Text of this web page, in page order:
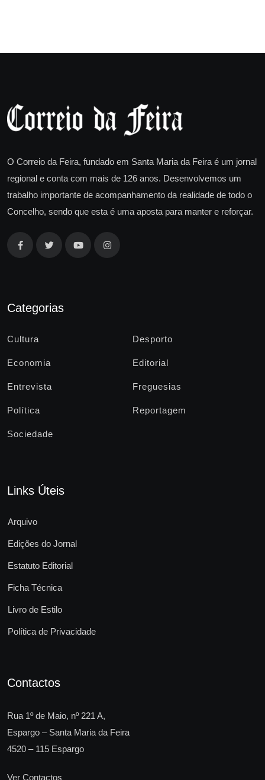
O Correio da Feira, fundado em Santa Maria da Feira é um jornal
regional e conta com mais de 126 anos. Desenvolvemos um
trabalho importante de acompanhamento da realidade de todo o
Concelho, sendo que esta é uma aposta para manter e reforçar.
Categorias
Cultura Desporto
Economia Editorial
Entrevista Freguesias
Política Reportagem
Sociedade
Links Úteis
Arquivo
Edições do Jornal
Estatuto Editorial
Ficha Técnica
Livro de Estilo
Política de Privacidade
Contactos
Rua 1º de Maio, nº 221 A,
Espargo – Santa Maria da Feira
4520 – 115 Espargo
Ver Contactos